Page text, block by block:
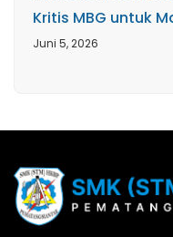
Kritis MBG untuk
Juni 5, 2026